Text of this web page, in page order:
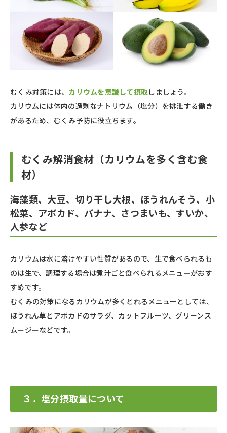
むくみ対策には、 カリウムを意識して摂取 しましょう。
カリウムには体内の過剰なナトリウム（塩分）を排泄する働き
があるため、むくみ予防に役立ちます。
むくみ解消食材（カリウムを多く含む食
材）
海藻類、大豆、切り干し大根、ほうれんそう、小
松菜、アボカド、バナナ、さつまいも、すいか、
人参など
カリウムは水に溶けやすい性質があるので、生で食べられるも
のは生で、調理する場合は煮汁ごと食べられるメニューがおす
すめです。
むくみの対策になるカリウムが多くとれるメニューとしては、
ほうれん草とアボカドのサラダ、カットフルーツ、グリーンス
ムージーなどです。
３．塩分摂取量について